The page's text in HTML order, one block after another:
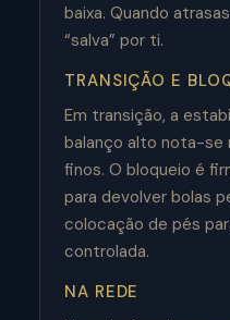
baixa. Quando
“salva” por ti.
TRANSIÇÃO E
Em transição, a
balanço alto nota-se
finos. O bloqueio é
para devolver bolas
colocação de pés
controlada.
NA REDE